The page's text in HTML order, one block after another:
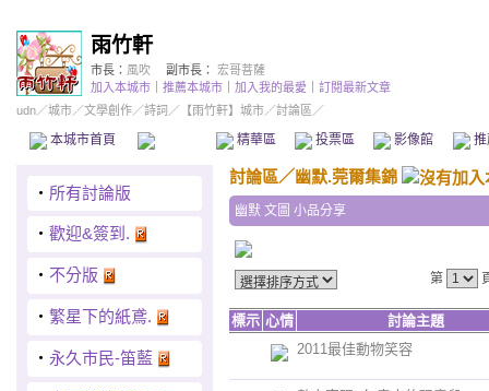
雨竹軒
市長： 風吹 副市長： 宏哥菩薩
加入本城市
推薦本城市 加入我的最愛
訂閱最新文章
udn／城市／文學創作／詩詞 ／ 【雨竹軒】城市／討論區／
本城市首頁 精華區 投票區 影像館
‧ 所有討論版
‧ 歡迎&簽到.
‧ 不分版
‧ 繁星下的紙鳶.
‧ 永久市民-笛藍
討論區／幽默.莞爾集錦
幽默 文圖 小品分享
第
標示 心情
討論主題
2011最佳動物笑容